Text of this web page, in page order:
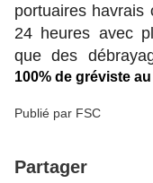
portuaires
24 heures avec
que des
100% de gréviste
Publié par FSC
Partager